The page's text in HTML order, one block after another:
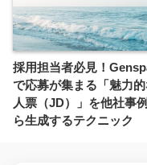
採用担当者必見！
で応募が集まる「魅力
人票（JD）」を他社事
ら生成するテクニック